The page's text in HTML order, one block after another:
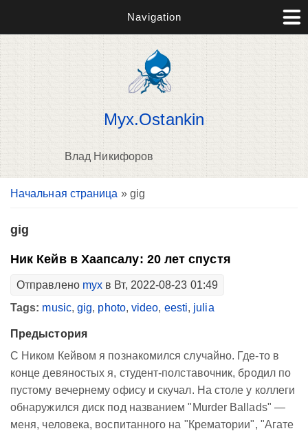
Navigation
Myx.Ostankin
Влад Никифоров
Вы здесь
Начальная страница » gig
gig
Ник Кейв в Хаапсалу: 20 лет спустя
Отправлено myx в Вт, 2022-08-23 01:49
Tags: music,gig, photo,video, eesti, julia
Предыстория
C Ником Кейвом я познакомился случайно. Где-то в
конце девяностых я, студент-полставочник, бродил по
пустому вечернему офису и скучал. На столе у коллеги
обнаружился диск под названием "Murder Ballads" —
меня, человека, воспитанного на "Крематории", "Агате